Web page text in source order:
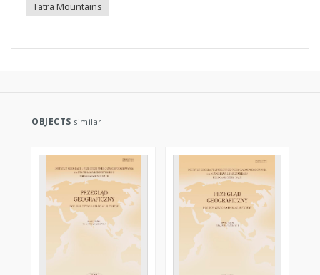
Tatra Mountains
OBJECTS similar